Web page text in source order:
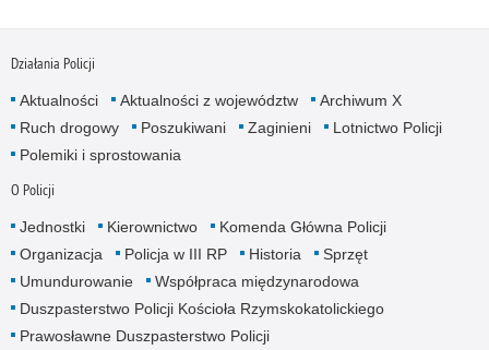
Działania Policji
Aktualności Aktualności z województw
Archiwum X
Ruch drogowy
Poszukiwani Zaginieni
Lotnictwo Policji
Polemiki i sprostowania
O Policji
Jednostki Kierownictwo
Komenda Główna Policji
Organizacja
Policja w III RP Historia
Sprzęt
Umundurowanie
Współpraca międzynarodowa
Duszpasterstwo Policji Kościoła Rzymskokatolickiego
Prawosławne Duszpasterstwo Policji